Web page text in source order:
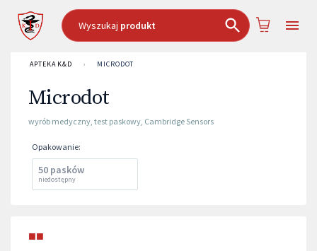
Wyszukaj produkt
APTEKA K&D › MICRODOT
Microdot
wyrób medyczny, test paskowy, Cambridge Sensors
Opakowanie:
50 pasków
niedostępny
■■